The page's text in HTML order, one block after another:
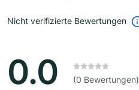
Nicht verifizierte Bewertungen
0.0 (0 Bewertungen)